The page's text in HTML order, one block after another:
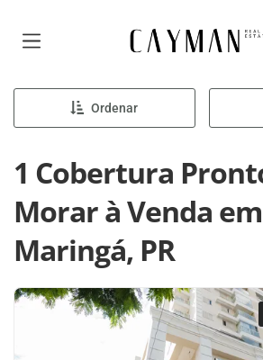
Página inicial
Ordenar
1 Cobertura
Morar à Venda
Maringá, PR